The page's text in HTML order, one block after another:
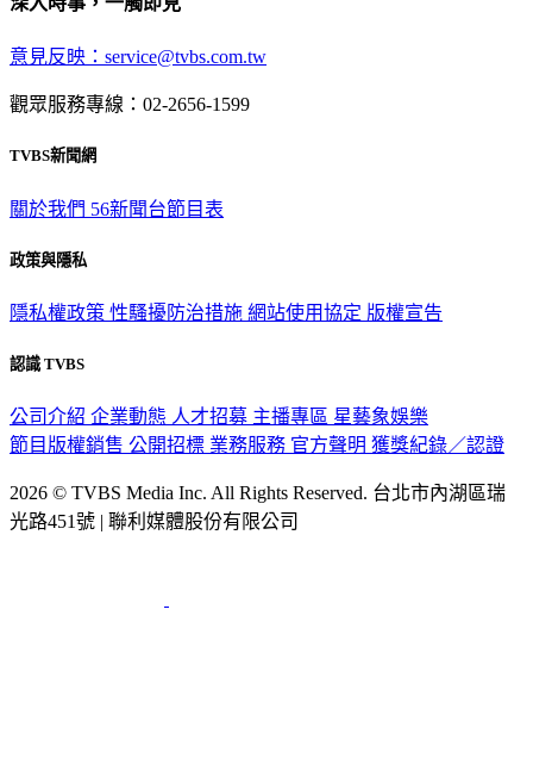
意見反映：service@tvbs.com.tw
觀眾服務專線：02-2656-1599
TVBS新聞網
關於我們 56新聞台節目表
政策與隱私
隱私權政策 性騷擾防治措施 網站使用協定 版權宣告
認識 TVBS
公司介紹 企業動態 人才招募 主播專區 星藝象娛樂
節目版權銷售 公開招標 業務服務 官方聲明 獲獎紀錄／認證
2026 © TVBS Media Inc. All Rights Reserved. 台北市內湖區瑞
光路451號 | 聯利媒體股份有限公司